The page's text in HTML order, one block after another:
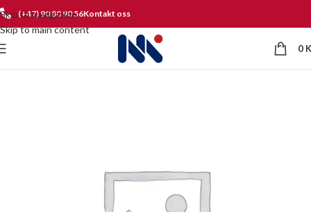
Skip to navigation
Skip to main content
(+47) 90 80 90 56Kontakt oss
0